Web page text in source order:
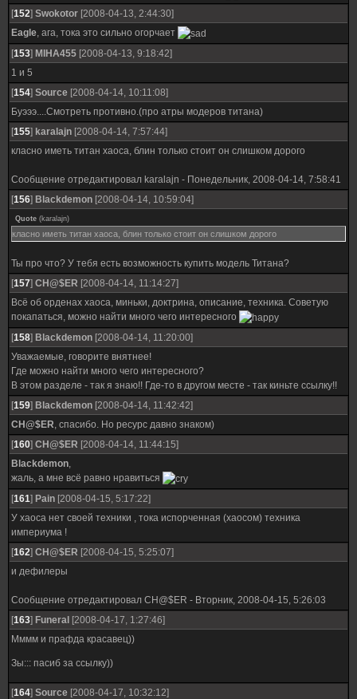
[152] Swokotor [2008-04-13, 2:44:30]
Eagle, ага, тока это сильно огорчает
[153] MIHA455 [2008-04-13, 9:18:42]
1 и 5
[154] Source [2008-04-14, 10:11:08]
Буэээ....Смотреть противно.(про атры модеров титана)
[155] karalajn [2008-04-14, 7:57:44]
класно иметь титан хаоса, блин только стоит он слишком дорого
Сообщение отредактировал karalajn - Понедельник, 2008-04-14, 7:58:41
[156] Blackdemon [2008-04-14, 10:59:04]
Quote (karalajn)
класно иметь титан хаоса, блин только стоит он слишком дорого
Ты про что? У тебя есть возможность купить модель Титана?
[157] CH@$ER [2008-04-14, 11:14:27]
Всё об орденах хаоса, миньки, доктрина, описание, техника. Советую
покапаться, можно найти много чего интересного
[158] Blackdemon [2008-04-14, 11:20:00]
Уважаемые, говорите внятнее!
Где можно найти много чего интересного?
В этом разделе - так я знаю!! Где-то в другом месте - так киньте ссылку!!
[159] Blackdemon [2008-04-14, 11:42:42]
CH@$ER, спасибо. Но ресурс давно знаком)
[160] CH@$ER [2008-04-14, 11:44:15]
Blackdemon,
жаль, а мне всё равно нравиться
[161] Pain [2008-04-15, 5:17:22]
У хаоса нет своей техники , тока испорченная (хаосом) техника
империума !
[162] CH@$ER [2008-04-15, 5:25:07]
и дефилеры
Сообщение отредактировал CH@$ER - Вторник, 2008-04-15, 5:26:03
[163] Funeral [2008-04-17, 1:27:46]
Мммм и прафда красавец))
Зы::: пасиб за ссылку))
[164] Source [2008-04-17, 10:32:12]